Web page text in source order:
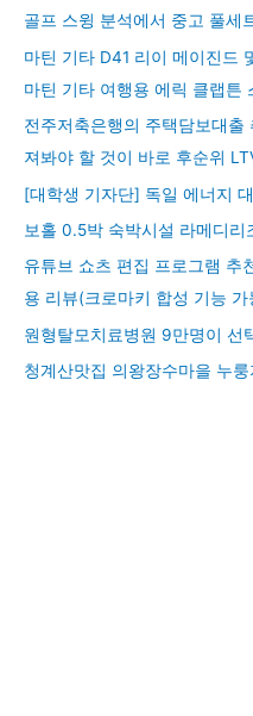
골프 스윙 분석에서 중고 풀세
마틴 기타 D41 리이 메이진드
마틴 기타 여행용 에릭 클랩튼
전주저축은행의 주택담보대
져봐야 할 것이 바로 후순위
[대학생 기자단] 독일 에너지
보홀 0.5박 숙박시설 라메디
유튜브 쇼츠 편집 프로그램 추
용 리뷰(크로마키 합성 기능 가
원형탈모치료병원 9만명이 선
청계산맛집 의왕장수마을 누룽